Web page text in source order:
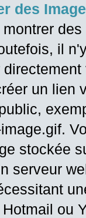
des
il
un lien
stockée
serveur
ou